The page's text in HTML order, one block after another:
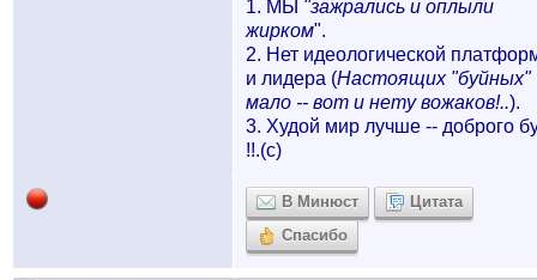
1. МЫ "зажрались и оплыли
жирком".
2. Нет идеологической
и лидера (Настоящих "буйных"
мало -- вот и нету вожаков!..).
3. Худой мир лучше -- доброго
!!.(с)
В Минюст
Цитата
Спасибо